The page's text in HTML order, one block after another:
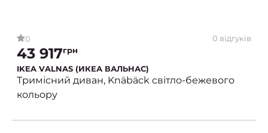
0 0 відгуків
43 917грн
IKEA VALNAS (ИКЕА ВАЛЬНАС)
Тримісний диван, Knäbäck світло-бежевого
кольору